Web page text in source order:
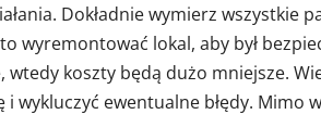
Dokładnie wymierz wszystkie
wyremontować lokal, aby był
koszty będą dużo mniejsze.
wykluczyć ewentualne błędy. Mimo